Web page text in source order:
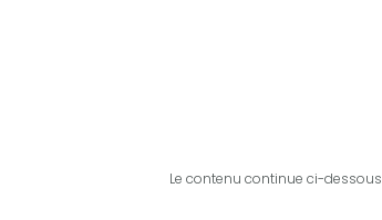
Le contenu continue ci-dessous